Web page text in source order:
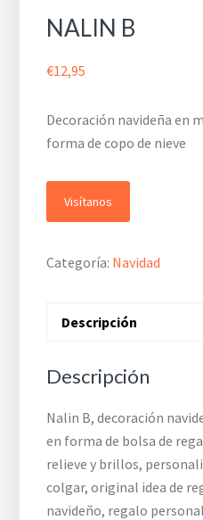
NALIN B
€12,95
Decoración navideña en
forma de copo de nieve
Visítanos
Categoría: Navidad
Descripción
Descripción
Nalin B, decoración
en forma de bolsa de
relieve y brillos,
colgar, original idea de
navideño, regalo